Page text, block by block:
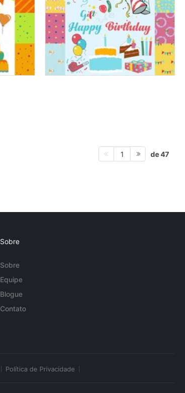
1 de 47
Sobre
Sobre
Equipe
Blogue
Contato
Política de Privacidade